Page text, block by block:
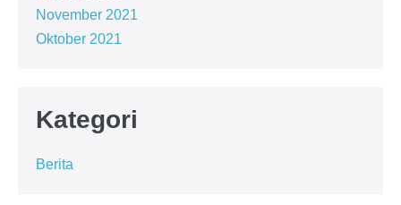
November 2021
Oktober 2021
Kategori
Berita